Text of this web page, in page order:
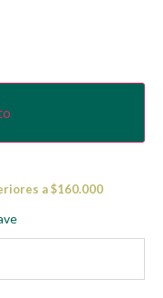
a $160.000